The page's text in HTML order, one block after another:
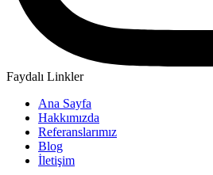
Faydalı Linkler
Ana Sayfa
Hakkımızda
Referanslarımız
Blog
İletişim